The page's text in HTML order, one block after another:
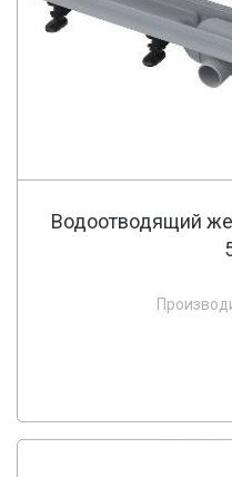
Водоотводящий